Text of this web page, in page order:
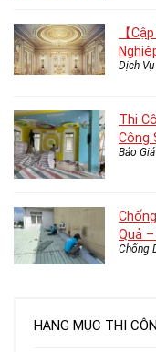
【
Dịch
Thi
Công
Báo
Quả
Chống
HẠNG MỤC THI